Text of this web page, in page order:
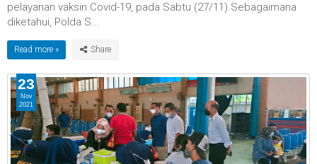
pelayanan vaksin Covid-19, pada Sabtu (27/11).Sebagaimana
diketahui, Polda S...
Read more »
23
Nov
2021